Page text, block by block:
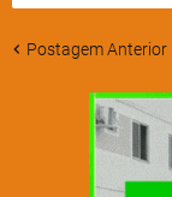
Postagem Anterior